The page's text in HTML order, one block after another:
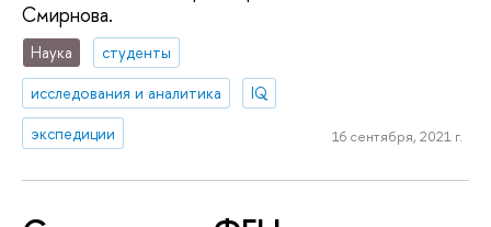
Смирнова.
Наука
студенты
исследования и аналитика
IQ
экспедиции
16 сентября, 2021 г.